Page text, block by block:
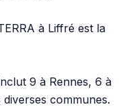
à Liffré est la
9 à Rennes, 6 à
communes.